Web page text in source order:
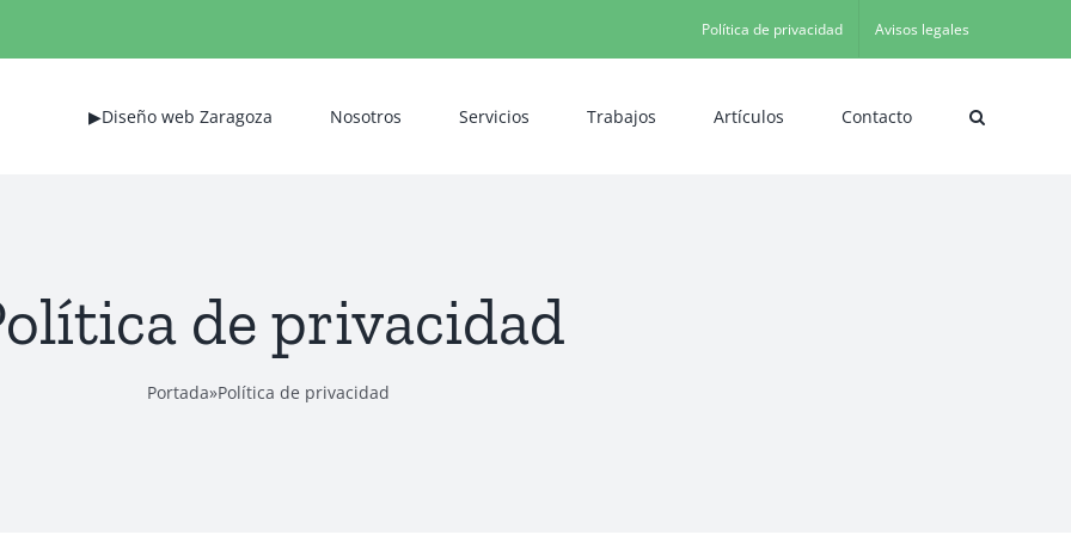
Política de privacidad Avisos legales
▶Diseño web Zaragoza Nosotros Servicios Trabajos Artículos Contacto
de privacidad
Portada»Política de privacidad